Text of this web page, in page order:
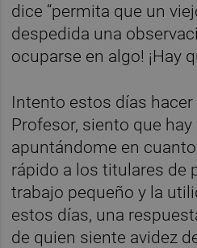
dice “permita que un
despedida una
ocuparse en algo! ¡Hay
Intento estos días hacer
Profesor, siento que
apuntándome en
rápido a los titulares de
trabajo pequeño y la
estos días, una
de quien siente avidez